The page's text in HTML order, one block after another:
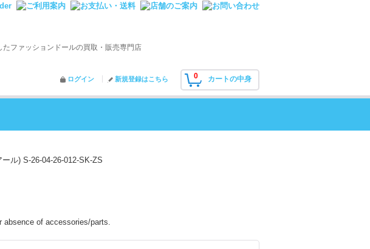
ファッションドールの買取・販売専門店
0 カートの中身
ログイン 新規登録はこちら
ル) S-26-04-26-012-SK-ZS
absence of accessories/parts.